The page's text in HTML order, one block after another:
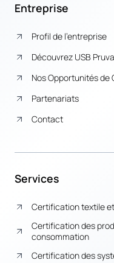
Entreprise
Profil de l’entreprise
Découvrez USB Pruva
Nos Opportunités de
Partenariats
Contact
Services
Certification textile
Certification des
consommation
Certification des